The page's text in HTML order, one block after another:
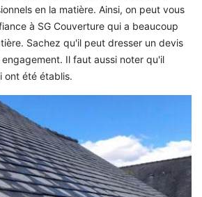
en la matière. Ainsi, on peut vous
à SG Couverture qui a beaucoup
Sachez qu'il peut dresser un devis
Il faut aussi noter qu'il
ont été établis.